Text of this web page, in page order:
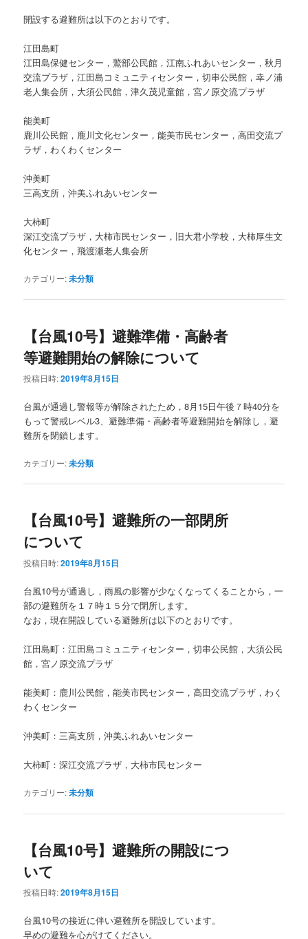
開設する避難所は以下のとおりです。
江田島町
江田島保健センター，鷲部公民館，江南ふれあいセンター，秋月
交流プラザ，江田島コミュニティセンター，切串公民館，幸ノ浦
老人集会所，大須公民館，津久茂児童館，宮ノ原交流プラザ
能美町
鹿川公民館，鹿川文化センター，能美市民センター，高田交流プ
ラザ，わくわくセンター
沖美町
三高支所，沖美ふれあいセンター
大柿町
深江交流プラザ，大柿市民センター，旧大君小学校，大柿厚生文
化センター，飛渡瀬老人集会所
カテゴリー:未分類
【台風10号】避難準備・高齢者
等避難開始の解除について
投稿日時:2019年8月15日
台風が通過し警報等が解除されたため，8月15日午後７時40分を
もって警戒レベル3、避難準備・高齢者等避難開始を解除し，避
難所を閉鎖します。
カテゴリー:未分類
【台風10号】避難所の一部閉所
について
投稿日時:2019年8月15日
台風10号が通過し，雨風の影響が少なくなってくることから，一
部の避難所を１７時１５分で閉所します。
なお，現在開設している避難所は以下のとおりです。
江田島町：江田島コミュニティセンター，切串公民館，大須公民
館，宮ノ原交流プラザ
能美町：鹿川公民館，能美市民センター，高田交流プラザ，わく
わくセンター
沖美町：三高支所，沖美ふれあいセンター
大柿町：深江交流プラザ，大柿市民センター
カテゴリー:未分類
【台風10号】避難所の開設につ
いて
投稿日時:2019年8月15日
台風10号の接近に伴い避難所を開設しています。
早めの避難を心がけてください。